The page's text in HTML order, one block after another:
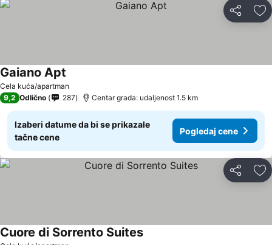
Deli
Cela kuća/apartman
Gaiano Apt
9,2 Odlično 287 Centar grada: udaljenost 1.5 km
Izaberi datume da bi se prikazale
tačne cene
Pogledaj cene
Deli
Cuore di Sorrento Suites